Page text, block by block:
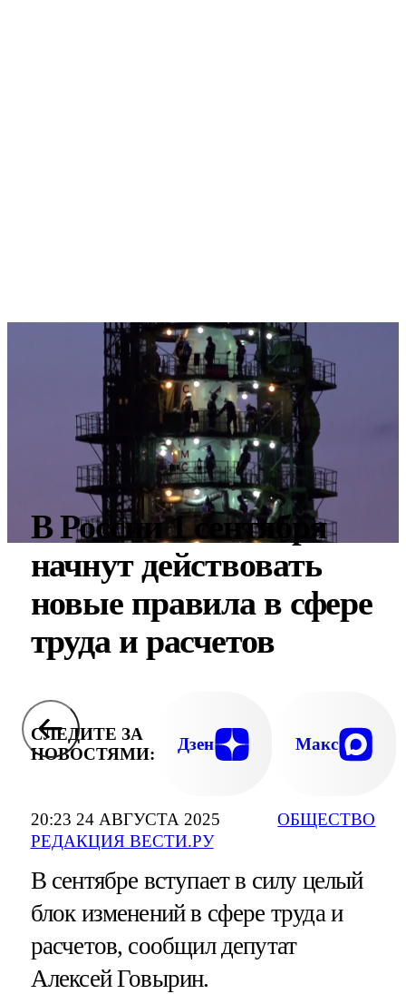
20:23 24 АВГУСТА 2025
РЕДАКЦИЯ ВЕСТИ.РУ
ОБЩЕСТВО
В России 1 сентября
начнут действовать
новые правила в сфере
труда и расчетов
СЛЕДИТЕ ЗА
НОВОСТЯМИ:
Дзен Макс
В сентябре вступает в силу целый
блок изменений в сфере труда и
расчетов, сообщил депутат
Алексей Говырин.